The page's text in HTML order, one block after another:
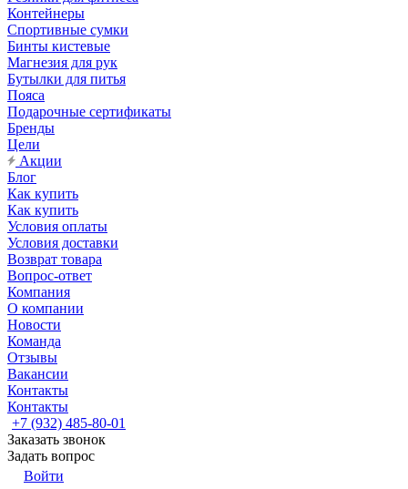
Контейнеры
Спортивные сумки
Бинты кистевые
Магнезия для рук
Бутылки для питья
Пояса
Подарочные сертификаты
Бренды
Цели
Акции
Блог
Как купить
Как купить
Условия оплаты
Условия доставки
Возврат товара
Вопрос-ответ
Компания
О компании
Новости
Команда
Отзывы
Вакансии
Контакты
Контакты
+7 (932) 485-80-01
Заказать звонок
Задать вопрос
Войти